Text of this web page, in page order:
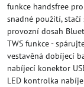
funkce handsfree
snadné použití,
provozní dosah
TWS funkce -
vestavěná dobíjecí
nabíjecí konektor
LED kontrolka